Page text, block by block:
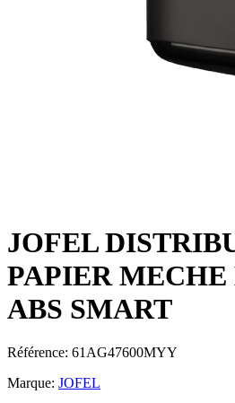
JOFEL
PAPIER
ABS SMART
Référence: 61AG47600MYY
Marque: JOFEL